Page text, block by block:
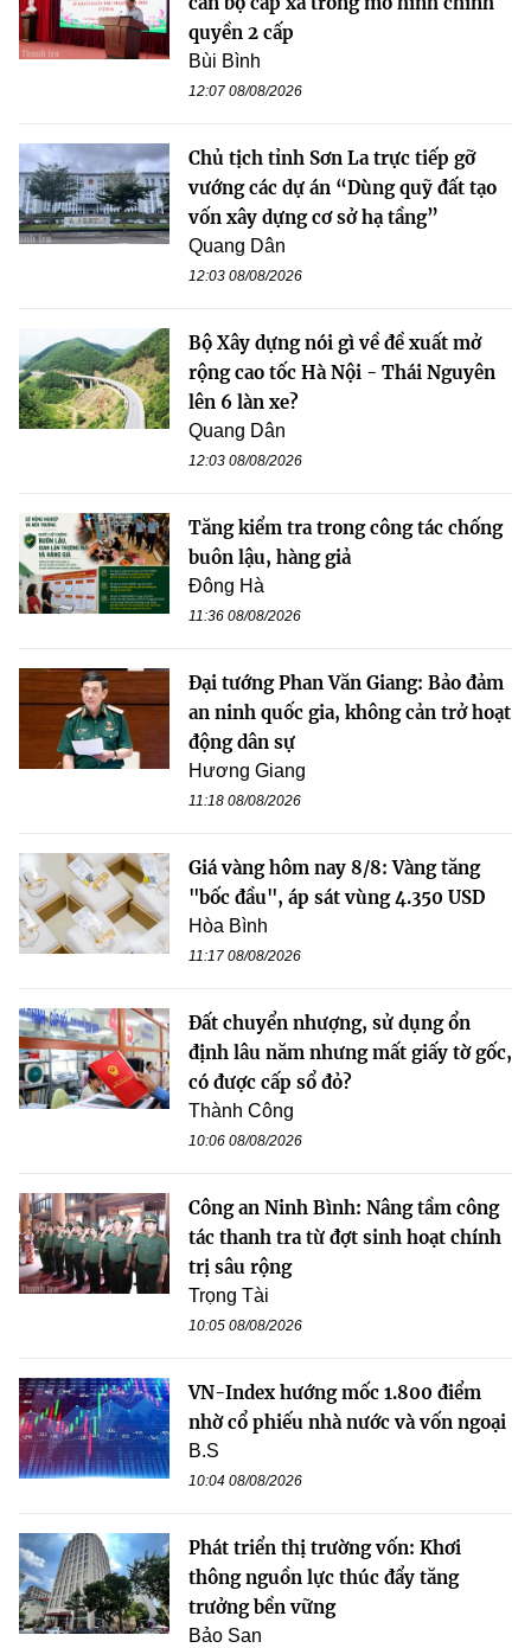
quyền 2 cấp
Bùi Bình
12:07 08/08/2026
Chủ tịch tỉnh Sơn La trực tiếp gỡ
vướng các dự án “Dùng quỹ đất tạo
vốn xây dựng cơ sở hạ tầng”
Quang Dân
12:03 08/08/2026
Bộ Xây dựng nói gì về đề xuất mở
rộng cao tốc Hà Nội - Thái Nguyên
lên 6 làn xe?
Quang Dân
12:03 08/08/2026
Tăng kiểm tra trong công tác chống
buôn lậu, hàng giả
Đông Hà
11:36 08/08/2026
Đại tướng Phan Văn Giang: Bảo đảm
an ninh quốc gia, không cản trở hoạt
động dân sự
Hương Giang
11:18 08/08/2026
Giá vàng hôm nay 8/8: Vàng tăng
"bốc đầu", áp sát vùng 4.350 USD
Hòa Bình
11:17 08/08/2026
Đất chuyển nhượng, sử dụng ổn
định lâu năm nhưng mất giấy tờ gốc,
có được cấp sổ đỏ?
Thành Công
10:06 08/08/2026
Công an Ninh Bình: Nâng tầm công
tác thanh tra từ đợt sinh hoạt chính
trị sâu rộng
Trọng Tài
10:05 08/08/2026
VN-Index hướng mốc 1.800 điểm
nhờ cổ phiếu nhà nước và vốn ngoại
B.S
10:04 08/08/2026
Phát triển thị trường vốn: Khơi
thông nguồn lực thúc đẩy tăng
trưởng bền vững
Bảo San